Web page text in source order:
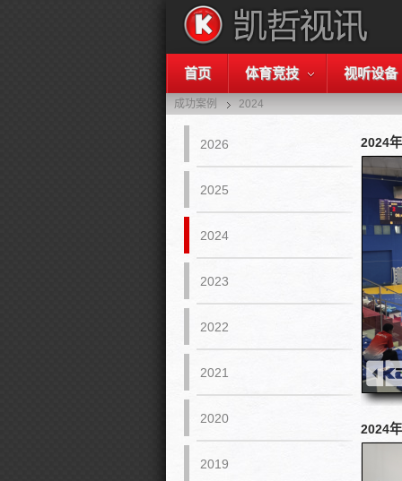
首页 体育竞技 视听设备
成功案例 2024
2026
2025
2024
2023
2022
2021
2020
2019
2024
2024